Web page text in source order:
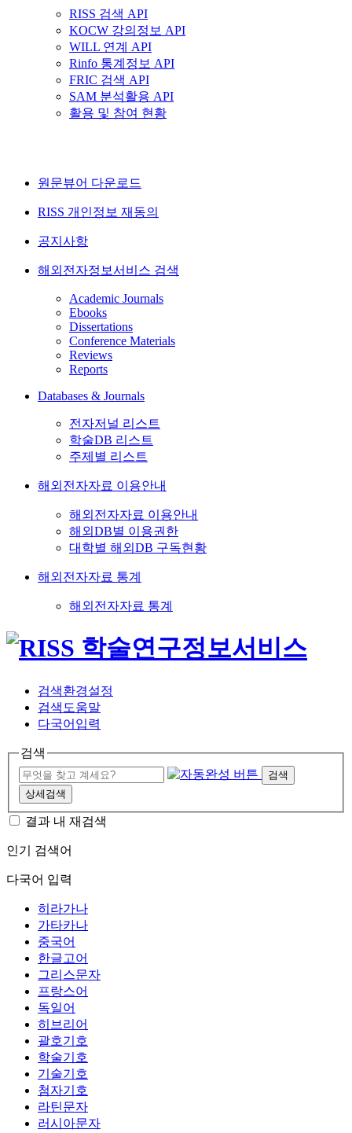
RISS 검색 API
KOCW 강의정보 API
WILL 연계 API
Rinfo 통계정보 API
FRIC 검색 API
SAM 분석활용 API
활용 및 참여 현황
원문뷰어 다운로드
RISS 개인정보 재동의
공지사항
해외전자정보서비스 검색
Academic Journals
Ebooks
Dissertations
Conference Materials
Reviews
Reports
Databases & Journals
전자저널 리스트
학술DB 리스트
주제별 리스트
해외전자자료 이용안내
해외전자자료 이용안내
해외DB별 이용권한
대학별 해외DB 구독현황
해외전자자료 통계
해외전자자료 통계
검색환경설정
검색도움말
다국어입력
검색
검색
상세검색
결과 내 재검색
인기 검색어
다국어 입력
히라가나
가타카나
중국어
한글고어
그리스문자
프랑스어
독일어
히브리어
괄호기호
학술기호
기술기호
첨자기호
라틴문자
러시아문자